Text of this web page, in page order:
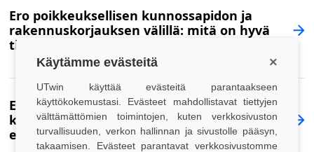
Käytämme evästeitä ×
UTwin käyttää evästeitä parantaakseen
käyttökokemustasi. Evästeet mahdollistavat tiettyjen
välttämättömien toimintojen, kuten verkkosivuston
turvallisuuden, verkon hallinnan ja sivustolle pääsyn,
takaamisen. Evästeet parantavat verkkosivustomme
Ero poikkeuksellisen kunnossapidon ja
rakennuskorjauksen välillä: mitä on hyvä
tietää
Ero tavanomaisen ja poikkeuksellisen
kunnossapidon välillä: vertailutaulukko,
esimerkit ja kustannukset